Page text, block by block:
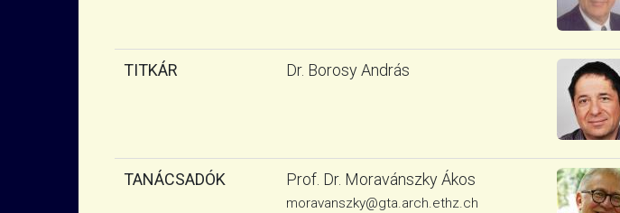
TITKÁR Dr. Borosy András
TANÁCSADÓK Prof. Dr. Moravánszky Ákos
moravanszky@gta.arch.ethz.ch